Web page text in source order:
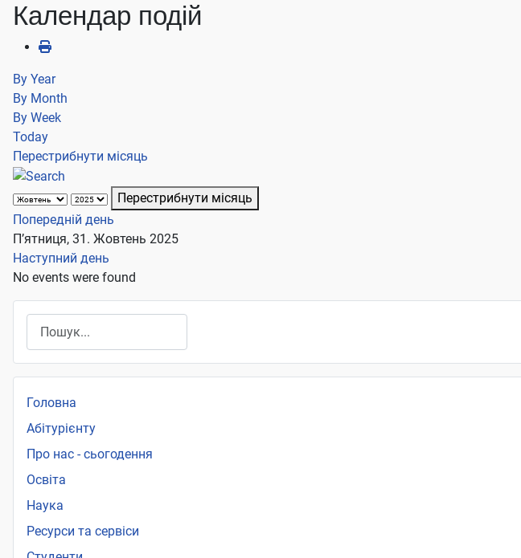
Календар подій
By Year
By Month
By Week
Today
Перестрибнути місяць
Перестрибнути місяць
Попередній день
П’ятниця, 31. Жовтень 2025
Наступний день
No events were found
Головна
Абітурієнту
Про нас - сьогодення
Освіта
Наука
Ресурси та сервіси